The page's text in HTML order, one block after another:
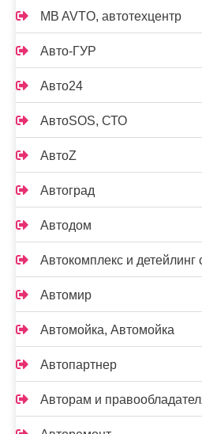
MB AVTO, автотехцентр
Авто-ГУР
Авто24
АвтоSOS, СТО
АвтоZ
Автоград
Автодом
Автокомплекс и детейлинг
Автомир
Автомойка, Автомойка
Автопартнер
Авторам и